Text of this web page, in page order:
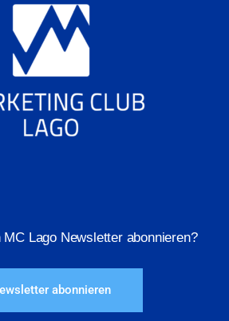
MC Lago Newsletter abonnieren?
abonnieren